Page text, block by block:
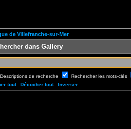
de Villefranche-sur-Mer
dans Gallery
Descriptions de recherche Rechercher les mots-clés
tout
Décocher tout Inverser